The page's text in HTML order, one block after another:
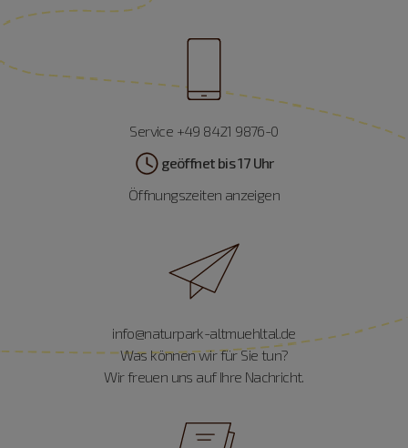
Service +49 8421 9876-0
geöffnet bis 17 Uhr
Öffnungszeiten anzeigen
info@naturpark-altmuehltal.de
Was können wir für Sie tun?
Wir freuen uns auf Ihre Nachricht.